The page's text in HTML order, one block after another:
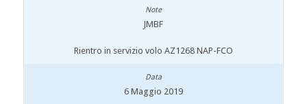
JMBF
Rientro in servizio volo AZ1268 NAP-FCO
6 Maggio 2019